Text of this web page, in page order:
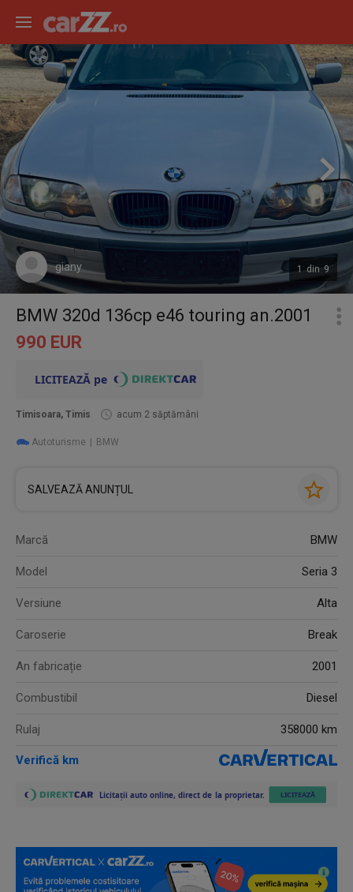
1 din 9
giany
BMW 320d 136cp e46 touring an.2001
990 EUR
Timisoara, Timis acum 2 săptămâni
Autoturisme BMW
SALVEAZĂ ANUNȚUL
Marcă BMW
Model Seria 3
Versiune Alta
Caroserie Break
An fabricație 2001
Combustibil Diesel
Rulaj 358000 km
Verifică km